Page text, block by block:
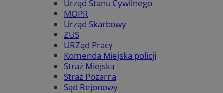
Urząd Stanu Cywilnego
MOPR
Urząd Skarbowy
ZUS
URZąd Pracy
Komenda Miejska policji
Straż Miejska
Straż Pożarna
Sąd Rejonowy